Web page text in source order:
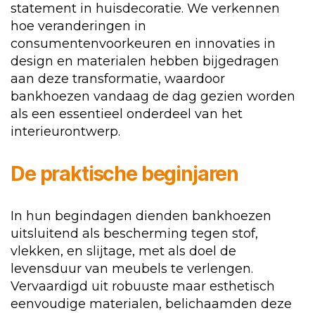
statement in huisdecoratie. We verkennen
hoe veranderingen in
consumentenvoorkeuren en innovaties in
design en materialen hebben bijgedragen
aan deze transformatie, waardoor
bankhoezen vandaag de dag gezien worden
als een essentieel onderdeel van het
interieurontwerp.
De praktische beginjaren
In hun begindagen dienden bankhoezen
uitsluitend als bescherming tegen stof,
vlekken, en slijtage, met als doel de
levensduur van meubels te verlengen.
Vervaardigd uit robuuste maar esthetisch
eenvoudige materialen, belichaamden deze